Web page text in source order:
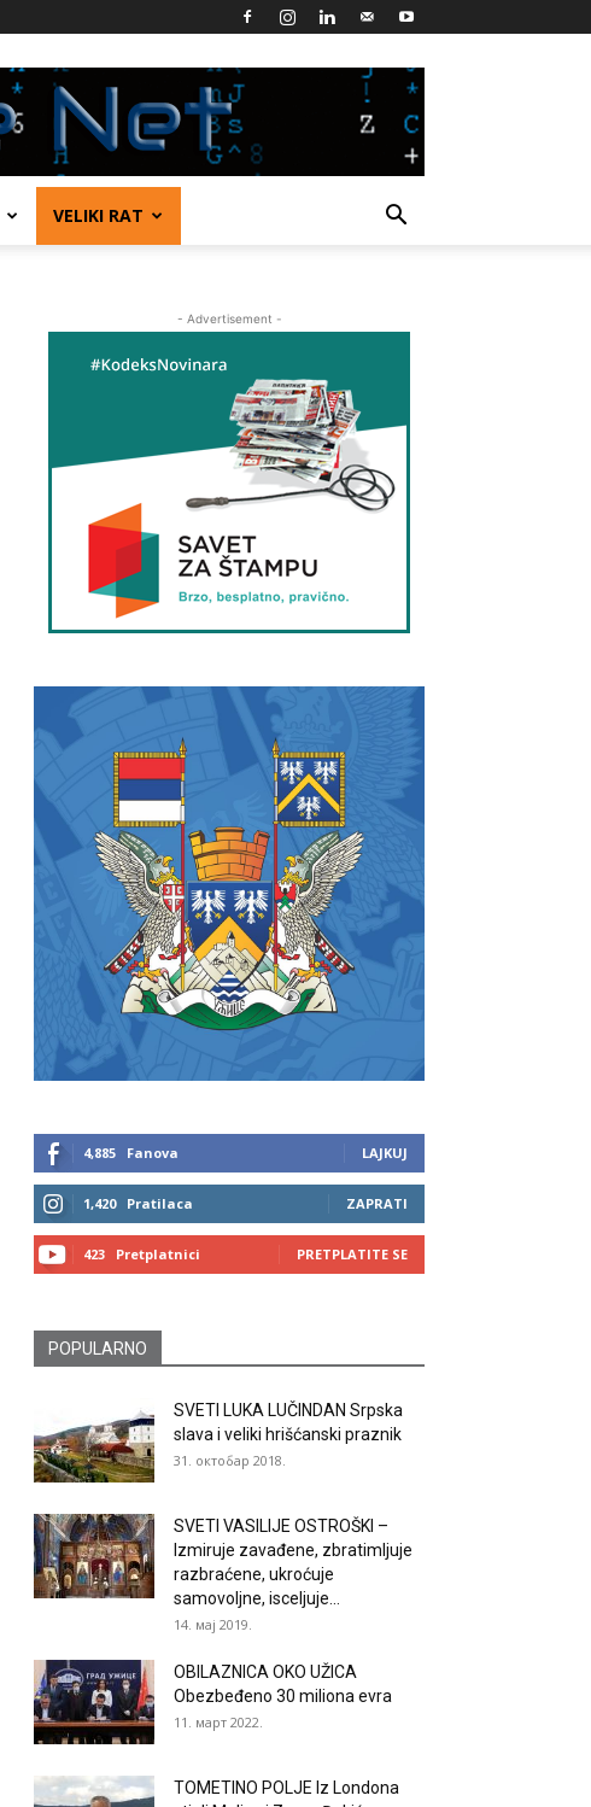
VELIKI RAT
- Advertisement -
4,885 Fanova LAJKUJ
1,420 Pratilaca ZAPRATI
423 Pretplatnici PRETPLATITE SE
POPULARNO
SVETI LUKA LUČINDAN Srpska
slava i veliki hrišćanski praznik
31. октобар 2018.
SVETI VASILIJE OSTROŠKI –
Izmiruje zavađene, zbratimljuje
razbraćene, ukroćuje
samovoljne, isceljuje...
14. мај 2019.
OBILAZNICA OKO UŽICA
Obezbeđeno 30 miliona evra
11. март 2022.
TOMETINO POLJE Iz Londona